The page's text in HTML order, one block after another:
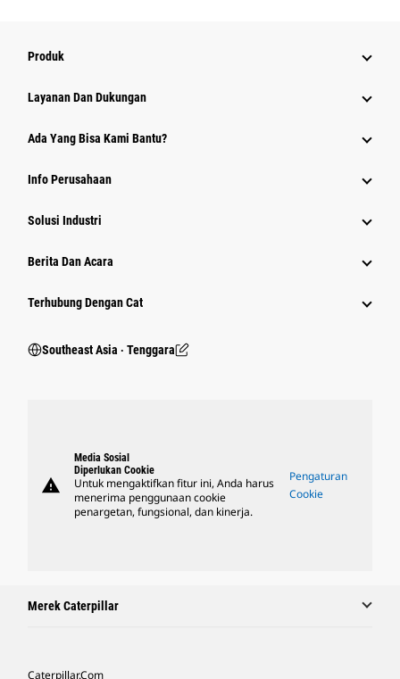
Produk
Layanan Dan Dukungan
Ada Yang Bisa Kami Bantu?
Info Perusahaan
Solusi Industri
Berita Dan Acara
Terhubung Dengan Cat
Southeast Asia ‧ Tenggara
warning
Media Sosial
Diperlukan Cookie
Untuk mengaktifkan fitur ini, Anda harus
menerima penggunaan cookie
penargetan, fungsional, dan kinerja.
Pengaturan
Cookie
Merek Caterpillar
Caterpillar.com